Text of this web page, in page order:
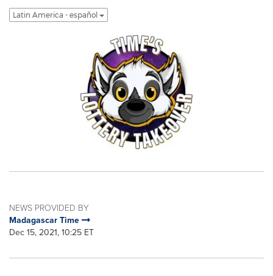
Latin America - español
NEWS PROVIDED BY
Madagascar Time
Dec 15, 2021, 10:25 ET